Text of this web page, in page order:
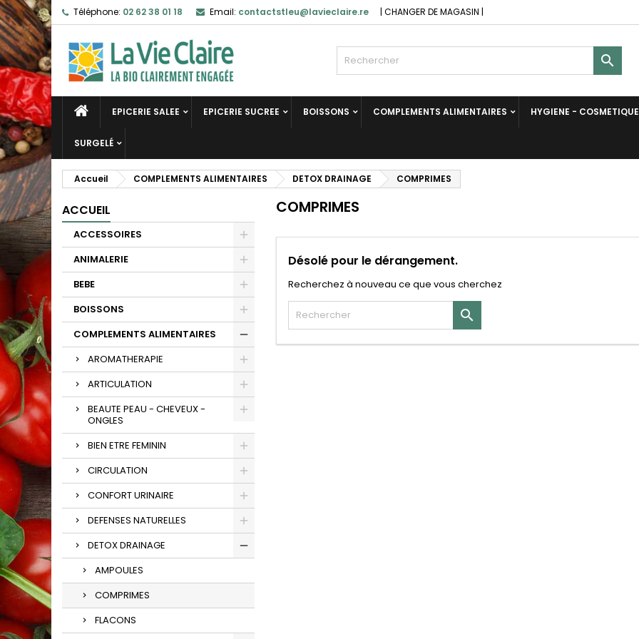
Téléphone: 02 62 38 01 18 Email: contactstleu@lavieclaire.re | CHANGER DE MAGASIN |

EPICERIE SALEE EPICERIE SUCREE BOISSONS COMPLEMENTS ALIMENTAIRES HYGIENE - COSMETIQUE
SURGELÉ
Accueil COMPLEMENTS ALIMENTAIRES DETOX DRAINAGE COMPRIMES
ACCUEIL
ACCESSOIRES
ANIMALERIE
BEBE
BOISSONS
COMPLEMENTS ALIMENTAIRES
AROMATHERAPIE
ARTICULATION
BEAUTE PEAU - CHEVEUX -
ONGLES
BIEN ETRE FEMININ
CIRCULATION
CONFORT URINAIRE
DEFENSES NATURELLES
DETOX DRAINAGE
AMPOULES
COMPRIMES
FLACONS
COMPRIMES
Désolé pour le dérangement.
Recherchez à nouveau ce que vous cherchez
